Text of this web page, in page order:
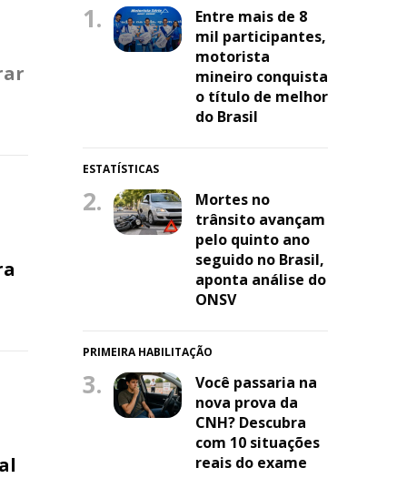
1.
Entre mais de 8
mil participantes,
motorista
mineiro conquista
o título de melhor
do Brasil
ESTATÍSTICAS
2.
Mortes no
trânsito avançam
pelo quinto ano
seguido no Brasil,
aponta análise do
ONSV
PRIMEIRA HABILITAÇÃO
3.
Você passaria na
nova prova da
CNH? Descubra
com 10 situações
reais do exame